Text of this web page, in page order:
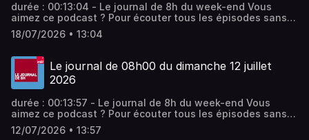
durée : 00:13:04 - Le journal de 8h du week-end Vous
aimez ce podcast ? Pour écouter tous les épisodes sans
limite, rendez-vous sur Radio France
18/07/2026 • 13:04
Le journal de 08h00 du dimanche 12 juillet
2026
durée : 00:13:57 - Le journal de 8h du week-end Vous
aimez ce podcast ? Pour écouter tous les épisodes sans
limite, rendez-vous sur Radio France
12/07/2026 • 13:57